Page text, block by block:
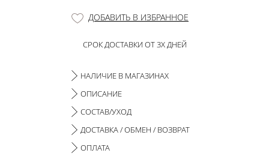
ДОБАВИТЬ В ИЗБРАННОЕ
СРОК ДОСТАВКИ ОТ 3Х ДНЕЙ
НАЛИЧИЕ В МАГАЗИНАХ
ОПИСАНИЕ
СОСТАВ/УХОД
ДОСТАВКА / ОБМЕН / ВОЗВРАТ
ОПЛАТА